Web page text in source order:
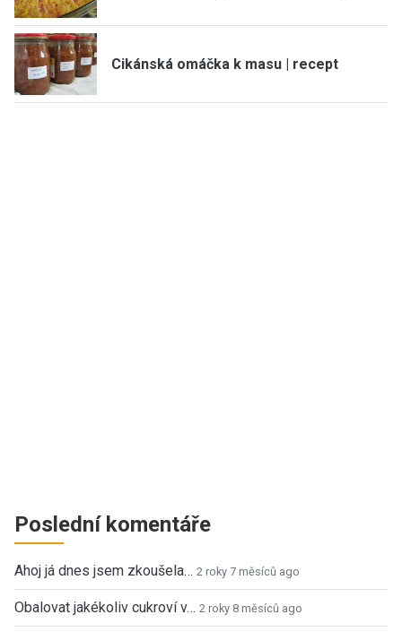
Cikánská omáčka k masu | recept
Poslední komentáře
Ahoj já dnes jsem zkoušela… 2 roky 7 měsíců ago
Obalovat jakékoliv cukroví v… 2 roky 8 měsíců ago